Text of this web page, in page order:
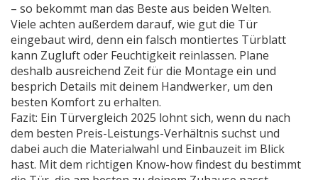
– so bekommt man das Beste aus beiden Welten.
Viele achten außerdem darauf, wie gut die Tür
eingebaut wird, denn ein falsch montiertes Türblatt
kann Zugluft oder Feuchtigkeit reinlassen. Plane
deshalb ausreichend Zeit für die Montage ein und
besprich Details mit deinem Handwerker, um den
besten Komfort zu erhalten.
Fazit: Ein Türvergleich 2025 lohnt sich, wenn du nach
dem besten Preis-Leistungs-Verhältnis suchst und
dabei auch die Materialwahl und Einbauzeit im Blick
hast. Mit dem richtigen Know-how findest du bestimmt